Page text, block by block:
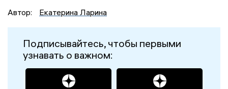
Автор:
Екатерина Ларина
Подписывайтесь, чтобы первыми
узнавать о важном: